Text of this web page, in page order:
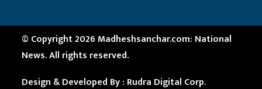
© Copyright 2026 Madheshsanchar.com: National
News. All rights reserved.
Design & Developed By : Rudra Digital Corp.